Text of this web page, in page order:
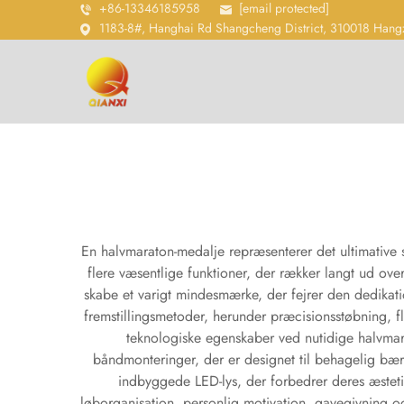
+86-13346185958
[email protected]
1183-8#, Hanghai Rd Shangcheng District, 310018
En halvmaraton-medalje repræsenterer det
flere væsentlige funktioner, der rækker langt ud
skabe et varigt mindesmærke, der fejrer den
fremstillingsmetoder, herunder præcisionsstøbning,
teknologiske egenskaber ved nutidige
båndmonteringer, der er designet til behagelig
indbyggede LED-lys, der forbedrer deres